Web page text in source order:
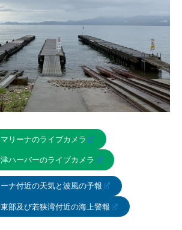
マリーナのライブカメラ
ハーバーのライブカメラ
ナ付近の天気と波風の予報
部及び若狭湾付近の海上警報